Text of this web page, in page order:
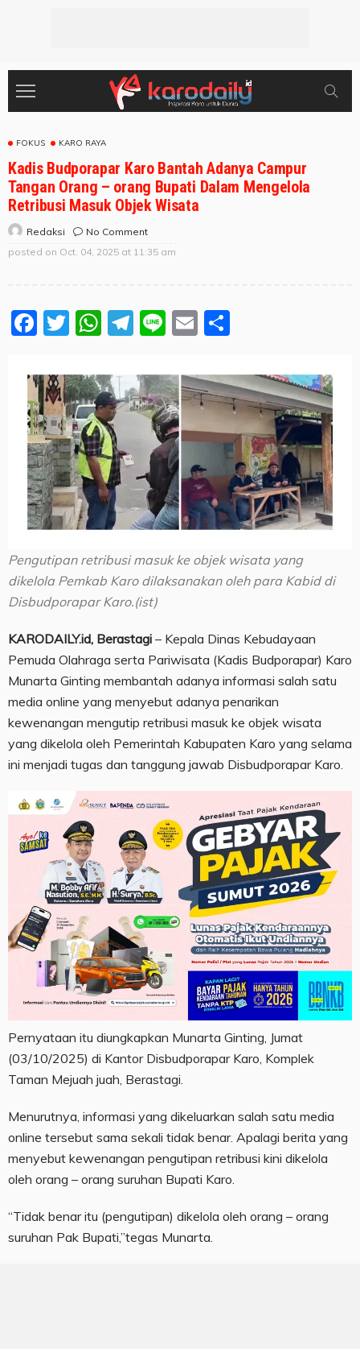
FOKUS KARO RAYA
Kadis Budporapar Karo Bantah Adanya Campur
Tangan Orang – orang Bupati Dalam Mengelola
Retribusi Masuk Objek Wisata
Redaksi
No Comment
posted on Oct. 04, 2025 at 11:35 am
Facebook
Twitter
WhatsApp
Telegram
LineEmail
Pengutipan retribusi masuk ke objek wisata yang
dikelola Pemkab Karo dilaksanakan oleh para Kabid di
Disbudporapar Karo.(ist)
KARODAILY.id, Berastagi – Kepala Dinas Kebudayaan
Pemuda Olahraga serta Pariwisata (Kadis Budporapar) Karo
Munarta Ginting membantah adanya informasi salah satu
media online yang menyebut adanya penarikan
kewenangan mengutip retribusi masuk ke objek wisata
yang dikelola oleh Pemerintah Kabupaten Karo yang selama
ini menjadi tugas dan tanggung jawab Disbudporapar Karo.
Pernyataan itu diungkapkan Munarta Ginting, Jumat
(03/10/2025) di Kantor Disbudporapar Karo, Komplek
Taman Mejuah juah, Berastagi.
Menurutnya, informasi yang dikeluarkan salah satu media
online tersebut sama sekali tidak benar. Apalagi berita yang
menyebut kewenangan pengutipan retribusi kini dikelola
oleh orang – orang suruhan Bupati Karo.
“Tidak benar itu (pengutipan) dikelola oleh orang – orang
suruhan Pak Bupati,”tegas Munarta.